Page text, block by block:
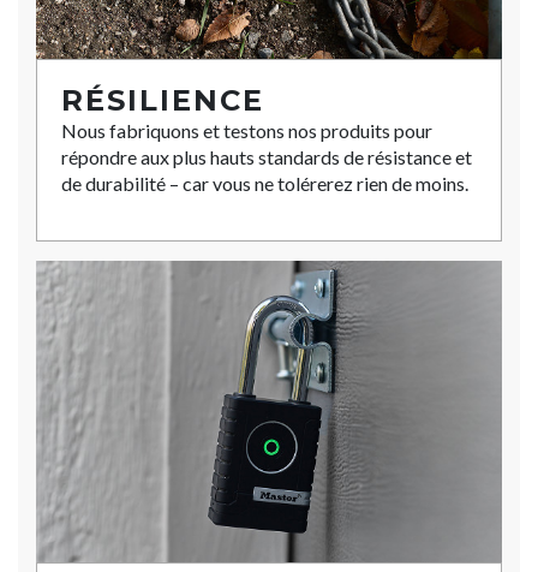
RÉSILIENCE
Nous fabriquons et testons nos produits pour
répondre aux plus hauts standards de résistance et
de durabilité – car vous ne tolérerez rien de moins.